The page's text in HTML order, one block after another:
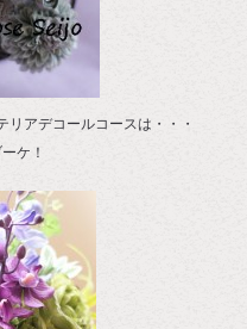
アデコールコースは・・・
ケ！